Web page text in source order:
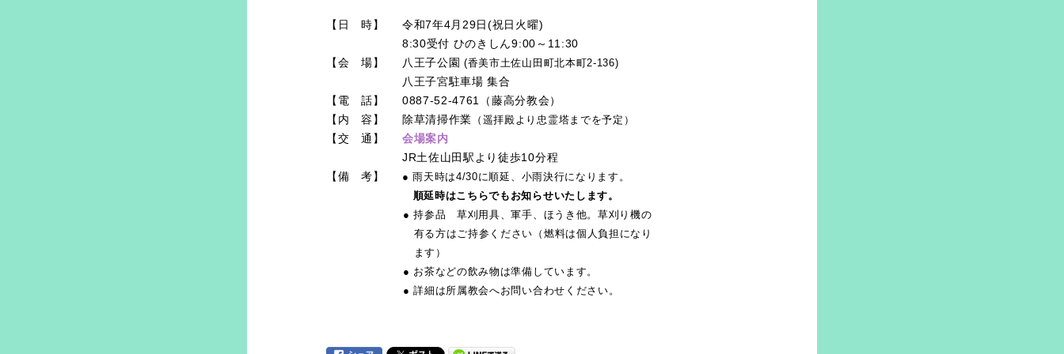
【日 時】
令和7年4月29日(祝日火曜)
8:30受付 ひのきしん9:00～11:30
【会 場】
八王子公園 (香美市土佐山田町北本町2-136)
八王子宮駐車場 集合
【電 話】
0887-52-4761（藤高分教会）
【内 容】
除草清掃作業 （遥拝殿より忠霊塔までを予定）
【交 通】
会場案内
JR土佐山田駅より徒歩10分程
【備 考】
● 雨天時は4/30に順延、小雨決行になります。
順延時はこちらでもお知らせいたします。
● 持参品 草刈用具、軍手、ほうき他。草刈り機の
有る方はご持参ください（燃料は個人負担になり
ます）
● お茶などの飲み物は準備しています。
● 詳細は所属教会へお問い合わせください。